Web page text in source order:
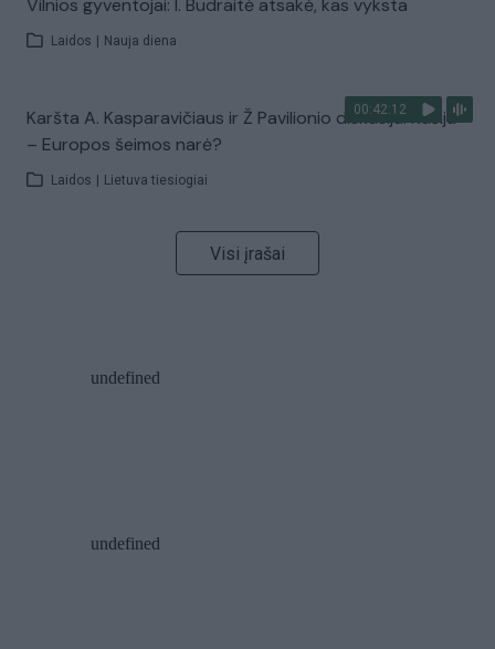
Vilnios gyventojai: I. Budraitė atsakė, kas vyksta
Laidos Nauja diena
00:42:12
Karšta A. Kasparavičiaus ir Ž Pavilionio diskusija: Rusija
– Europos šeimos narė?
Laidos Lietuva tiesiogiai
Visi įrašai